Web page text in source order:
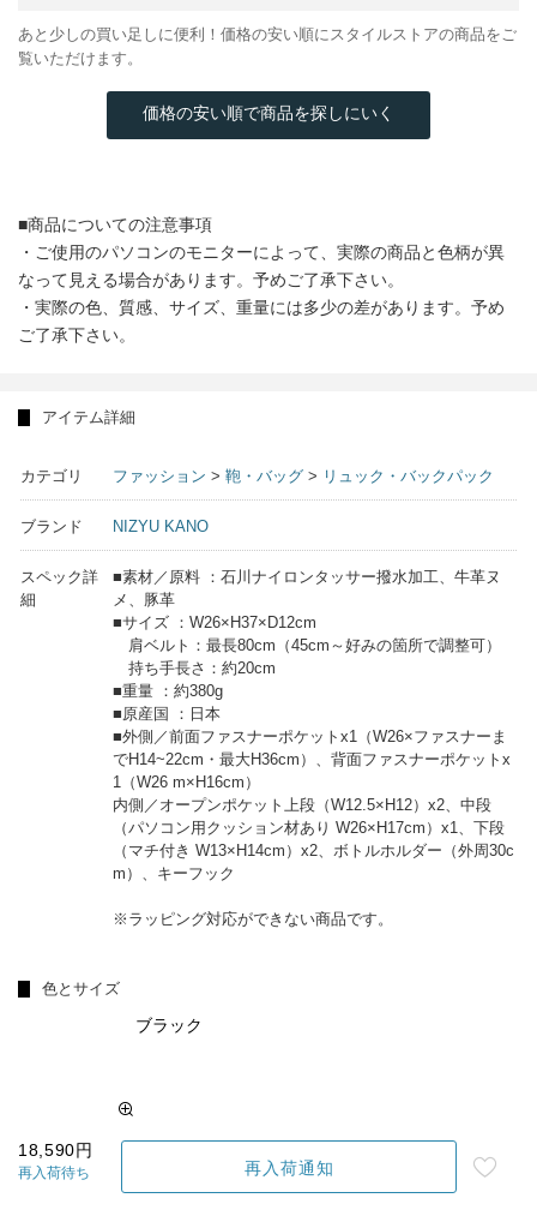
あと少しの買い足しに便利！価格の安い順にスタイルストアの商品をご
覧いただけます。
価格の安い順で商品を探しにいく
■商品についての注意事項
・ご使用のパソコンのモニターによって、実際の商品と色柄が異
なって見える場合があります。予めご了承下さい。
・実際の色、質感、サイズ、重量には多少の差があります。予め
ご了承下さい。
アイテム詳細
カテゴリ ファッション > 鞄・バッグ > リュック・バックパック
ブランド NIZYU KANO
スペック詳
細
■素材／原料 ：石川ナイロンタッサー撥水加工、牛革ヌ
メ、豚革
■サイズ ：W26×H37×D12cm
肩ベルト：最長80cm（45cm～好みの箇所で調整可）
持ち手長さ：約20cm
■重量 ：約380g
■原産国 ：日本
■外側／前面ファスナーポケットx1（W26×ファスナーま
でH14~22cm・最大H36cm）、背面ファスナーポケットx
1（W26 m×H16cm）
内側／オープンポケット上段（W12.5×H12）x2、中段
（パソコン用クッション材あり W26×H17cm）x1、下段
（マチ付き W13×H14cm）x2、ボトルホルダー（外周30c
m）、キーフック
※ラッピング対応ができない商品です。
色とサイズ
ブラック
18,590円
再入荷待ち 再入荷通知